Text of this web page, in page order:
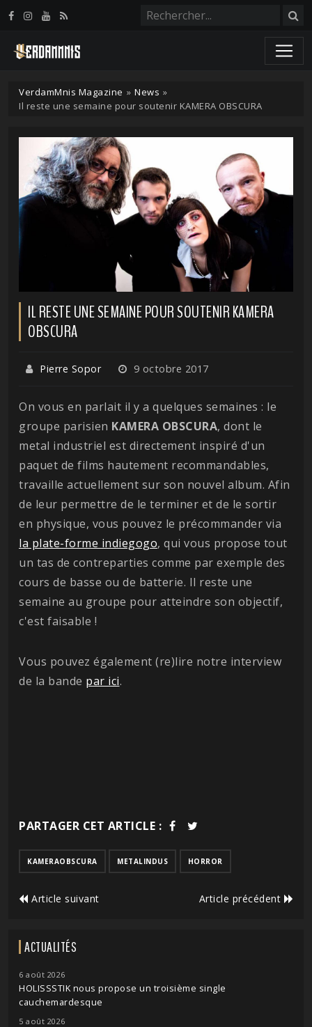
VerdamMnis Magazine » News »
Il reste une semaine pour soutenir KAMERA OBSCURA
IL RESTE UNE SEMAINE POUR SOUTENIR KAMERA
OBSCURA
Pierre Sopor 9 octobre 2017
On vous en parlait il y a quelques semaines : le
groupe parisien KAMERA OBSCURA, dont le
metal industriel est directement inspiré d'un
paquet de films hautement recommandables,
travaille actuellement sur son nouvel album. Afin
de leur permettre de le terminer et de le sortir
en physique, vous pouvez le précommander via
la plate-forme indiegogo, qui vous propose tout
un tas de contreparties comme par exemple des
cours de basse ou de batterie. Il reste une
semaine au groupe pour atteindre son objectif,
c'est faisable !
Vous pouvez également (re)lire notre interview
de la bande par ici.
PARTAGER CET ARTICLE :
KAMERAOBSCURA METALINDUS HORROR
Article suivant Article précédent
ACTUALITÉS
6 août 2026
HOLISSSTIK nous propose un troisième single
cauchemardesque
5 août 2026
Panneau de gestion des cookies